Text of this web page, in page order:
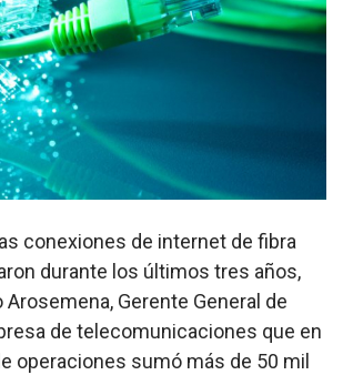
conexiones de internet de fibra
durante los últimos tres años,
Gerente General de
de telecomunicaciones que en
operaciones sumó más de 50 mil